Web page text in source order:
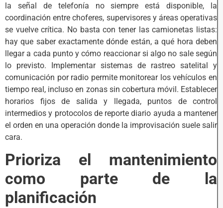
la señal de telefonía no siempre está disponible, la
coordinación entre choferes, supervisores y áreas operativas
se vuelve crítica. No basta con tener las camionetas listas:
hay que saber exactamente dónde están, a qué hora deben
llegar a cada punto y cómo reaccionar si algo no sale según
lo previsto. Implementar sistemas de rastreo satelital y
comunicación por radio permite monitorear los vehículos en
tiempo real, incluso en zonas sin cobertura móvil. Establecer
horarios fijos de salida y llegada, puntos de control
intermedios y protocolos de reporte diario ayuda a mantener
el orden en una operación donde la improvisación suele salir
cara.
Prioriza el mantenimiento
como parte de la
planificación